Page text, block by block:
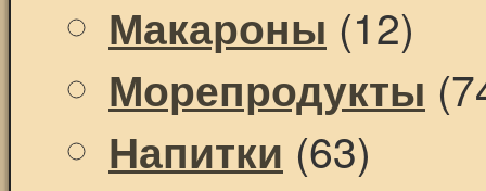
Макароны (12)
Морепродукты
Напитки (63)